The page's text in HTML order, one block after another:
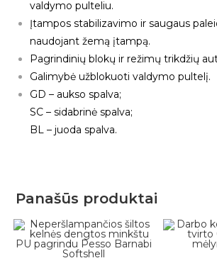
valdymo pulteliu.
Įtampos stabilizavimo ir saugaus
naudojant žemą įtampą.
Pagrindinių blokų ir režimų trikdžių
Galimybė užblokuoti valdymo pultelį.
GD – aukso spalva;
SC – sidabrinė spalva;
BL – juoda spalva.
Panašūs produktai